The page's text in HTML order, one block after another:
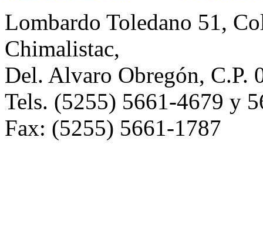
Lombardo Toledano 51,
Chimalistac,
Del. Alvaro Obregón, C.P.
Tels. (5255) 5661-4679 y
Fax: (5255) 5661-1787